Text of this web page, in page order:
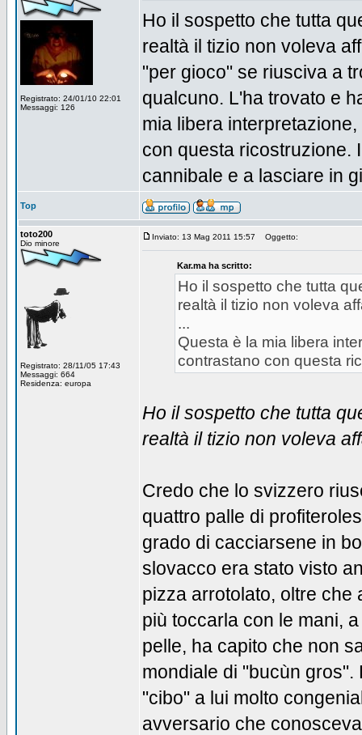
Registrato: 24/01/10 22:01
Messaggi: 126
Ho il sospetto che tutta
realtà il tizio non voleva
"per gioco" se riusciva a
qualcuno. L'ha trovato e
mia libera
con questa ricostruzione.
cannibale e a lasciare in
Top
toto200
Dio minore
Registrato: 28/11/05 17:43
Messaggi: 664
Residenza: europa
Inviato: 13 Mag 2011 15:57 Oggetto:
Kar.ma ha scritto:
Ho il sospetto che tutta
realtà il tizio non voleva
...
Questa è la mia libera
contrastano con questa
Ho il sospetto che tutta
realtà il tizio non voleva
Credo che lo svizzero
quattro palle di
grado di cacciarsene in
slovacco era stato visto
pizza arrotolato, oltre che
più toccarla con le mani,
pelle, ha capito che non
mondiale di "bucùn
"cibo" a lui molto
avversario che